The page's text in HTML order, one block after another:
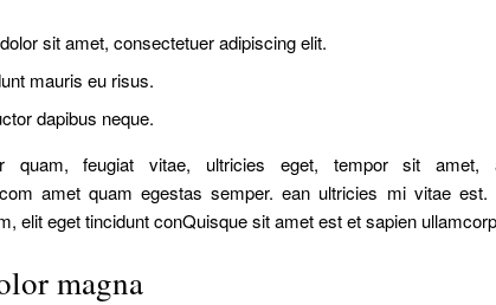
sit amet, consectetuer adipiscing elit.
mauris eu risus.
dapibus neque.
quam, feugiat vitae, ultricies eget, tempor sit
amet quam egestas semper. ean ultricies mi vitae est.
elit eget tincidunt conQuisque sit amet est et sapien
magna